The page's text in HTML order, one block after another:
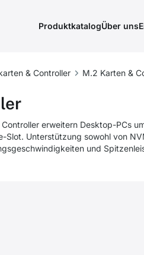
ProduktkatalogÜber uns
& Controller M.2 Karten &
erweitern Desktop-PCs
Slot. Unterstützung sowohl von
und